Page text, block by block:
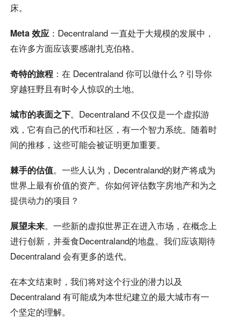
床。
Meta 效应 ：Decentraland 一直处于大规模的发展中，
在许多方面应该要感谢扎克伯格。
奇特的旅程 ：在 Decentraland 你可以做什么？引导你
穿越狂野且有时令人惊叹的土地。
城市的表面之下。Decentraland 不仅仅是一个虚拟游
戏，它有自己的代币和社区，有一个智力系统。随着时
间的推移，这些可能会被证明更加重要。
棘手的估值。一些人认为，Decentraland的财产将成为
世界上最有价值的资产。你如何评估数字房地产和为之
提供动力的项目？
展望未来。一些新的虚拟世界正在进入市场，在概念上
进行创新，并蚕食Decentraland的地盘。我们应该期待
Decentraland 会有更多的迭代。
在本文结束时，我们将对这个行业的潜力以及
Decentraland 有可能成为本世纪建立的最大城市有一
个坚定的理解。